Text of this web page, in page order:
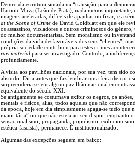
Dentro da estrutura situada na “transição para a
Haroon Mirza (Leão de Prata), nada menos inquietante,
imagens aceleradas, difíceis de apanhar ou fixar, e a
at the Scene of Crime de David Goldblatt em que ele
os assassinos, violadores e outros criminosos do
do melhor documentarista. Sem moralismo ou
condições da vida desfavoráveis dos seus “clientes”,
própria sociedade contribuiu para estes crimes
raw material para ser investigado. Contudo, a
profundamente.
A visita aos pavilhões nacionais, por sua vez, tem sido
absurdo. Diria antes que faz lembrar uma feira de
surpreenderia se em algum pavilhão nacional
equivalente do século XXI.
Se antigamente se costumava exibir os negros, os
mentais e físicos, aliás, todos aqueles que não
da época, hoje em dia simplesmente apaga-se tudo que
maioritária” ou que não esteja ao seu dispor, enquanto o
sensacionalismo, propaganda, populismo,
estética fascista), permanece. É institucionalizado.
Algumas das excepções seguem em baixo: